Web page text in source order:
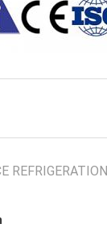
REFRIGERATION